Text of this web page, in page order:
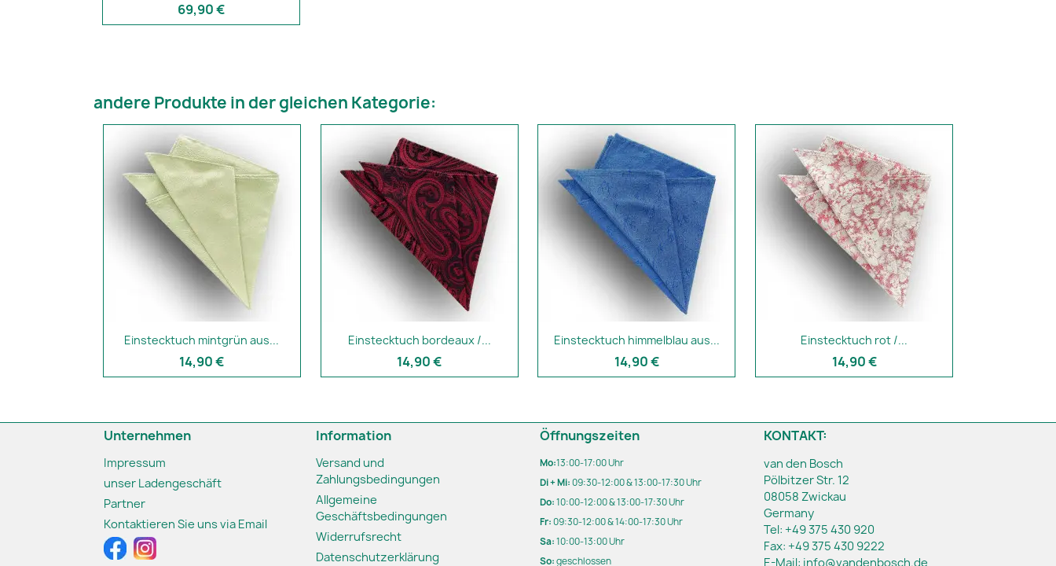
69,90 €
andere Produkte in der gleichen Kategorie:
Einstecktuch mintgrün aus...
14,90 €
Einstecktuch bordeaux /...
14,90 €
Einstecktuch himmelblau aus...
14,90 €
Einstecktuch rot /...
14,90 €
Unternehmen
Impressum
unser Ladengeschäft
Partner
Kontaktieren Sie uns via Email
Information
Versand und
Zahlungsbedingungen
Allgemeine
Geschäftsbedingungen
Widerrufsrecht
Datenschutzerklärung
Öffnungszeiten
Mo:13:00-17:00 Uhr
Di + Mi:09:30-12:00 & 13:00-17:30 Uhr
Do:10:00-12:00 & 13:00-17:30 Uhr
Fr:09:30-12:00 & 14:00-17:30 Uhr
Sa:10:00-13:00 Uhr
So:geschlossen
KONTAKT:
van den Bosch
Pölbitzer Str. 12
08058 Zwickau
Germany
Tel: +49 375 430 920
Fax: +49 375 430 9222
E-Mail: info@vandenbosch.de